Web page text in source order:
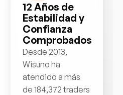
12 Años de
Estabilidad y
Confianza
Comprobados
Desde 2013,
Wisuno ha
atendido a más
de 184,372 traders